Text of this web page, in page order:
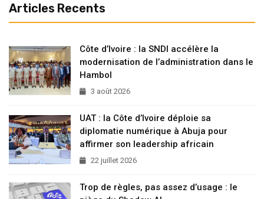
Articles Recents
Côte d’Ivoire : la SNDI accélère la
modernisation de l’administration dans le
Hambol
3 août 2026
UAT : la Côte d’Ivoire déploie sa
diplomatie numérique à Abuja pour
affirmer son leadership africain
22 juillet 2026
Trop de règles, pas assez d’usage : le